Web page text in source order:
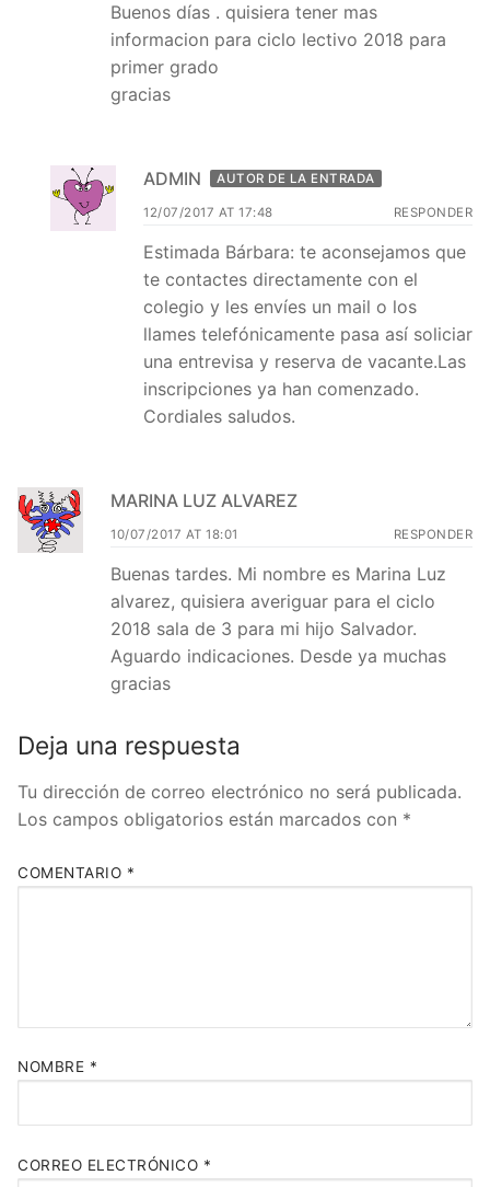
Buenos días . quisiera tener mas
informacion para ciclo lectivo 2018 para
primer grado
gracias
ADMIN AUTOR DE LA ENTRADA
12/07/2017 AT 17:48 RESPONDER
Estimada Bárbara: te aconsejamos que
te contactes directamente con el
colegio y les envíes un mail o los
llames telefónicamente pasa así soliciar
una entrevisa y reserva de vacante.Las
inscripciones ya han comenzado.
Cordiales saludos.
MARINA LUZ ALVAREZ
10/07/2017 AT 18:01 RESPONDER
Buenas tardes. Mi nombre es Marina Luz
alvarez, quisiera averiguar para el ciclo
2018 sala de 3 para mi hijo Salvador.
Aguardo indicaciones. Desde ya muchas
gracias
Deja una respuesta
Tu dirección de correo electrónico no será publicada.
Los campos obligatorios están marcados con *
COMENTARIO *
NOMBRE *
CORREO ELECTRÓNICO *